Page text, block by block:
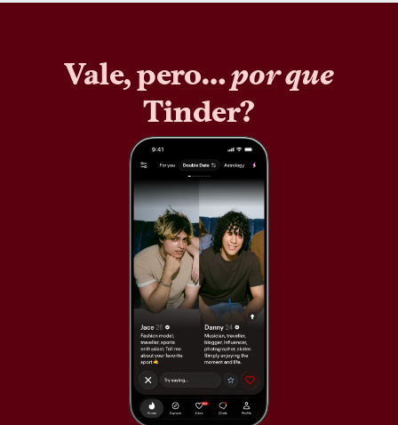
Vale, pero…por que
Tinder?